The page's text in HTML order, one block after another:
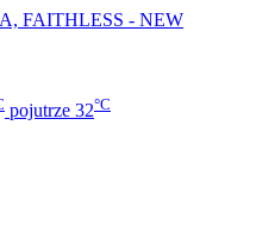
FAITHLESS - NEW
pojutrze 32°C